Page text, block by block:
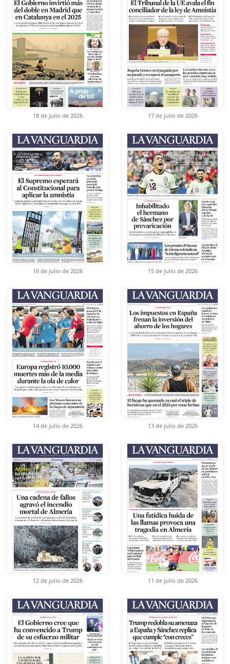
18 de julio de 2026 17 de julio de 2026
16 de julio de 2026 15 de julio de 2026
14 de julio de 2026 13 de julio de 2026
12 de julio de 2026 11 de julio de 2026